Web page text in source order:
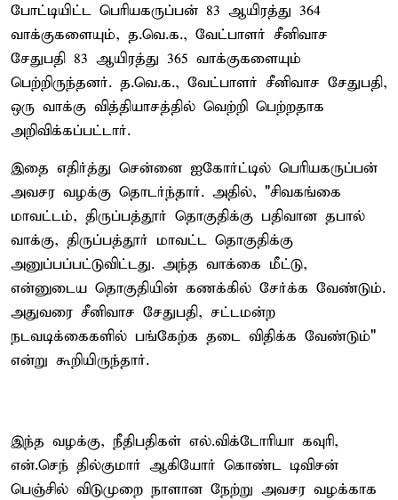
போட்டியிட்ட பெரியகருப்பன் 83 ஆயிரத்து 364
வாக்குகளையும், த.வெ.க., வேட்பாளர் சீனிவாச
சேதுபதி 83 ஆயிரத்து 365 வாக்குகளையும்
பெற்றிருந்தனர். த.வெ.க., வேட்பாளர் சீனிவாச சேதுபதி,
ஒரு வாக்கு வித்தியாசத்தில் வெற்றி பெற்றதாக
அறிவிக்கப்பட்டார்.
இதை எதிர்த்து சென்னை ஐகோர்ட்டில் பெரியகருப்பன்
அவசர வழக்கு தொடர்ந்தார். அதில், "சிவகங்கை
மாவட்டம், திருப்பத்தூர் தொகுதிக்கு பதிவான தபால்
வாக்கு, திருப்பத்தூர் மாவட்ட தொகுதிக்கு
அனுப்பப்பட்டுவிட்டது. அந்த வாக்கை மீட்டு,
என்னுடைய தொகுதியின் கணக்கில் சேர்க்க வேண்டும்.
அதுவரை சீனிவாச சேதுபதி, சட்டமன்ற
நடவடிக்கைகளில் பங்கேற்க தடை விதிக்க வேண்டும்"
என்று கூறியிருந்தார்.
இந்த வழக்கு, நீதிபதிகள் எல்.விக்டோரியா கவுரி,
என்.செந் தில்குமார் ஆகியோர் கொண்ட டிவிசன்
பெஞ்சில் விடுமுறை நாளான நேற்று அவசர வழக்காக